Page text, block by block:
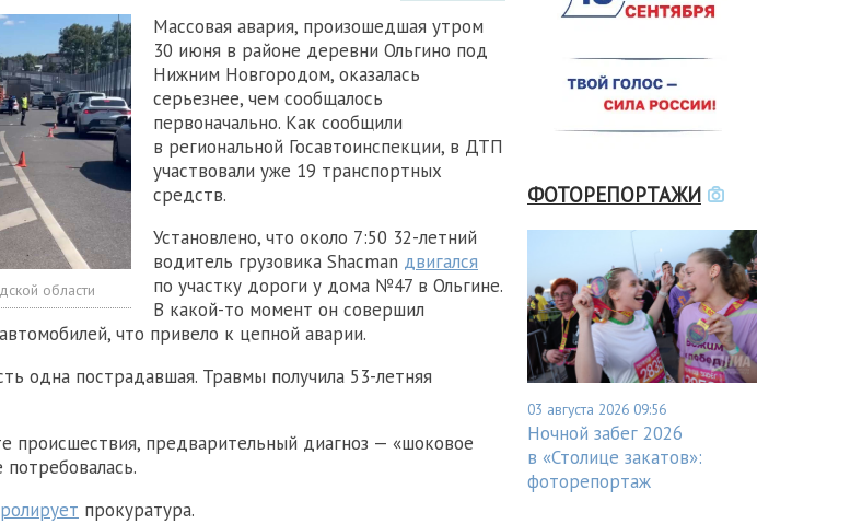
области
Массовая авария, произошедшая утром
30 июня в районе деревни Ольгино под
Нижним Новгородом, оказалась
серьезнее, чем сообщалось
первоначально. Как сообщили
в региональной Госавтоинспекции, в ДТП
участвовали уже 19 транспортных
средств.
Установлено, что около 7:50 32-летний
водитель грузовика Shacman двигался
по участку дороги у дома №47 в Ольгине.
В какой-то момент он совершил
что привело к цепной аварии.
одна пострадавшая. Травмы получила 53-летняя
происшествия, предварительный диагноз — «шоковое
потребовалась.
прокуратура.
ФОТОРЕПОРТАЖИ
03 августа 2026 09:56
Ночной забег 2026
в «Столице закатов»:
фоторепортаж